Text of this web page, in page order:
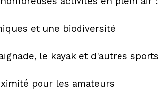
et une biodiversité
le kayak et d'autres sports
pour les amateurs